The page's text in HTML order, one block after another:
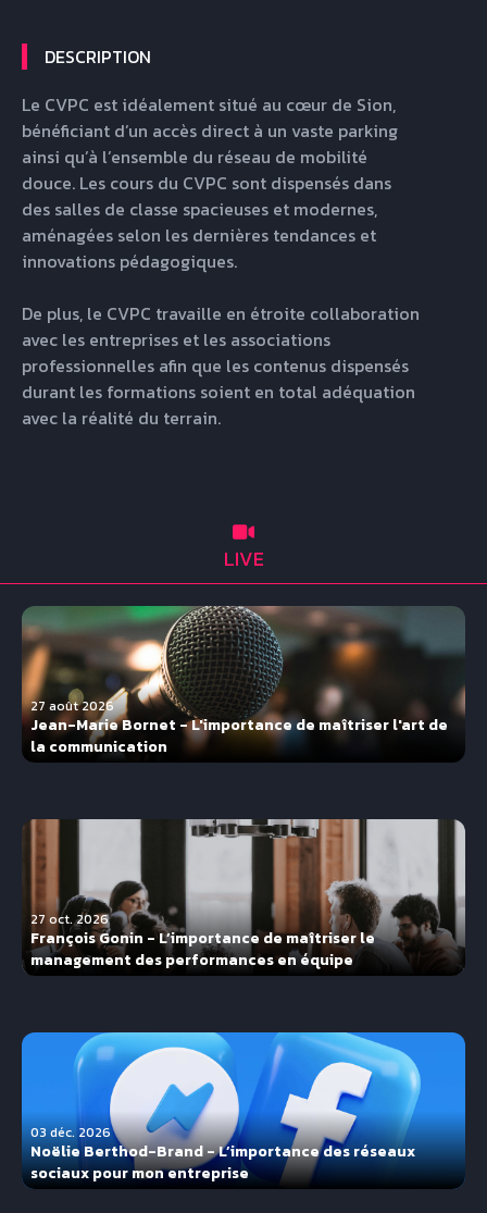
DESCRIPTION
Le CVPC est idéalement situé au cœur de Sion,
bénéficiant d’un accès direct à un vaste parking
ainsi qu’à l’ensemble du réseau de mobilité
douce. Les cours du CVPC sont dispensés dans
des salles de classe spacieuses et modernes,
aménagées selon les dernières tendances et
innovations pédagogiques.
De plus, le CVPC travaille en étroite collaboration
avec les entreprises et les associations
professionnelles afin que les contenus dispensés
durant les formations soient en total adéquation
avec la réalité du terrain.
LIVE
27 août 2026
Jean-Marie Bornet - L'importance de maîtriser l'art de
la communication
27 oct. 2026
François Gonin - L’importance de maîtriser le
management des performances en équipe
03 déc. 2026
Noëlie Berthod-Brand - L’importance des réseaux
sociaux pour mon entreprise